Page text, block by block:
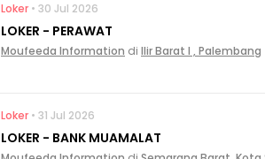
Loker • 30 Jul 2026
LOKER - PERAWAT
Moufeeda Information di Ilir Barat I , Palembang
Loker • 31 Jul 2026
LOKER - BANK MUAMALAT